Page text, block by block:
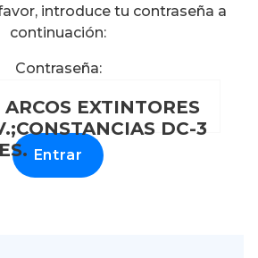
EXTINTORES
DC-3
introduce tu contraseña a
continuación:
Contraseña: